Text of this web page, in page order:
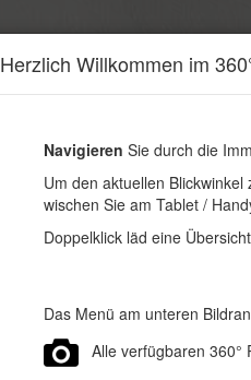
Herzlich Willkommen im
Navigieren Sie durch die
Um den aktuellen
wischen Sie am Tablet /
Doppelklick läd eine
Das Menü am unteren
Alle verfügbaren 360°